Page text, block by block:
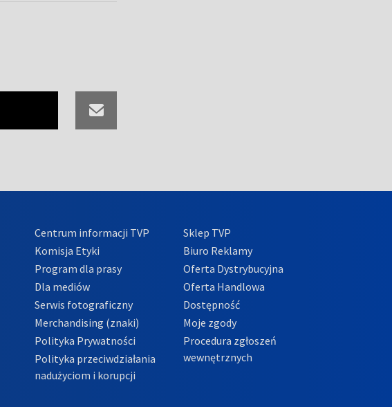
Centrum informacji TVP
Komisja Etyki
Program dla prasy
Dla mediów
Serwis fotograficzny
Merchandising (znaki)
Polityka Prywatności
Polityka przeciwdziałania
nadużyciom i korupcji
Sklep TVP
Biuro Reklamy
Oferta Dystrybucyjna
Oferta Handlowa
Dostępność
Moje zgody
Procedura zgłoszeń
wewnętrznych